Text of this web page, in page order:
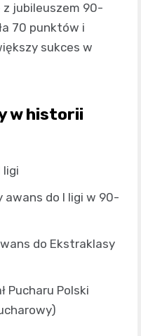
z jubileuszem 90-
70 punktów i
sukces w
w historii
ligi
awans do I ligi w 90-
do Ekstraklasy
Pucharu Polski